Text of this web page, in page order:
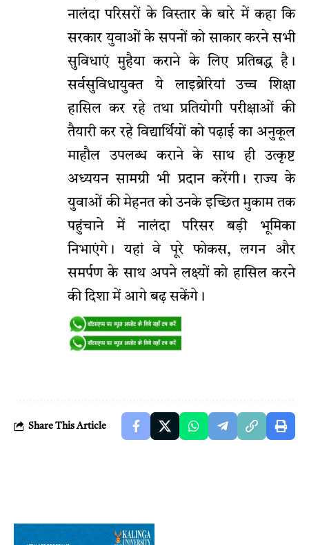
नालंदा परिसरों के विस्तार के बारे में कहा कि
सरकार युवाओं के सपनों को साकार करने सभी
सुविधाएं मुहैया कराने के लिए प्रतिबद्ध है।
सर्वसुविधायुक्त ये लाइब्रेरियां उच्च शिक्षा
हासिल कर रहे तथा प्रतियोगी परीक्षाओं की
तैयारी कर रहे विद्यार्थियों को पढ़ाई का अनुकूल
माहौल उपलब्ध कराने के साथ ही उत्कृष्ट
अध्ययन सामग्री भी प्रदान करेंगी। राज्य के
युवाओं की मेहनत को उनके इच्छित मुकाम तक
पहुंचाने में नालंदा परिसर बड़ी भूमिका
निभाएंगे। यहां वे पूरे फोकस, लगन और
समर्पण के साथ अपने लक्ष्यों को हासिल करने
की दिशा में आगे बढ़ सकेंगे।
Share This Article